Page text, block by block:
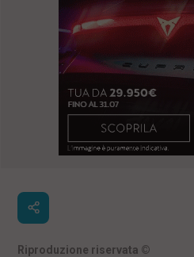
Riproduzione riservata ©